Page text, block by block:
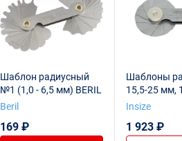
Шаблон радиусный
№1 (1,0 - 6,5 мм) BERIL
Beril
169 ₽
Шаблоны
15,5-25 мм,
Insize
1 923 ₽